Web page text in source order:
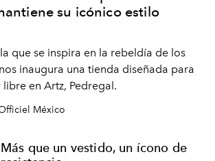
su icónico estilo
que se inspira en la rebeldía de los
inaugura una tienda diseñada para
en Artz, Pedregal.
México
Más que un vestido, un ícono de